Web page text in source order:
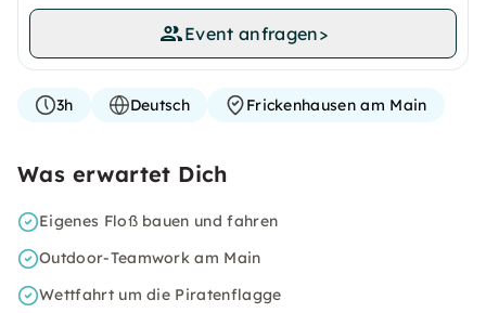
Event anfragen>
3h Deutsch Frickenhausen am Main
Was erwartet Dich
Eigenes Floß bauen und fahren
Outdoor-Teamwork am Main
Wettfahrt um die Piratenflagge